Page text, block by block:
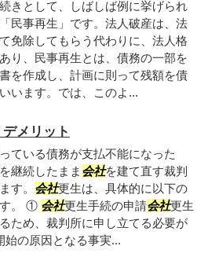
きとして、しばしば例に挙げられ
民事再生」です。法人破産は、法
免除してもらう代わりに、法人格
り、民事再生とは、債務の一部を
を作成し、計画に則って残額を債
います。では、このよ...
メリット
ている債務が支払不能になった
継続したまま 会社を建て直す裁判
す。 会社更生は、具体的に以下の
す。 ① 会社更生手続の申請会社更生
ため、裁判所に申し立てる必要が
の原因となる事実...